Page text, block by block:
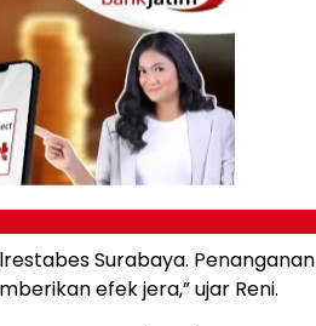
Surabaya. Penanganan
efek jera,” ujar Reni.